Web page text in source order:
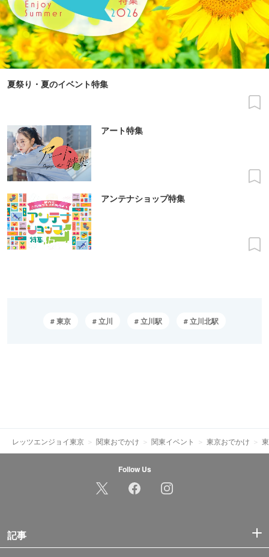
夏祭り・夏のイベント特集
アート特集
アンテナショップ特集
東京 立川 立川駅 立川北駅
レッツエンジョイ東京 関東おでかけ 関東イベント 東京おでかけ
Follow Us
記事